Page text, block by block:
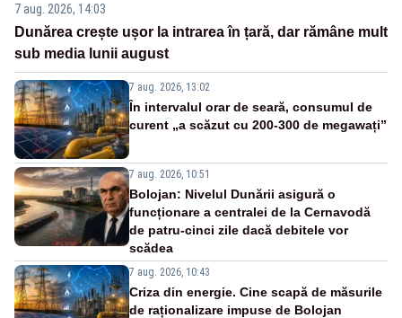
7 aug. 2026, 14:03
Dunărea crește ușor la intrarea în țară, dar rămâne mult
sub media lunii august
7 aug. 2026, 13:02
În intervalul orar de seară, consumul de
curent „a scăzut cu 200-300 de megawați”
7 aug. 2026, 10:51
Bolojan: Nivelul Dunării asigură o
funcționare a centralei de la Cernavodă
de patru-cinci zile dacă debitele vor
scădea
7 aug. 2026, 10:43
Criza din energie. Cine scapă de măsurile
de raționalizare impuse de Bolojan